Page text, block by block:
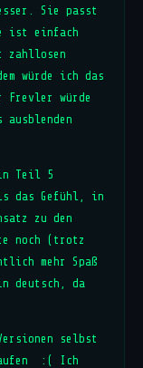
Sie passt
ist einfach
zahllosen
würde ich das
Frevler würde
Teil 5
das Gefühl, in
zu den
noch (trotz
mehr Spaß
deutsch, da
selbst
:( Ich